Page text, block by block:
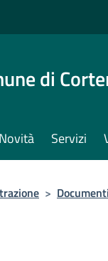
di
Novità Servizi
>